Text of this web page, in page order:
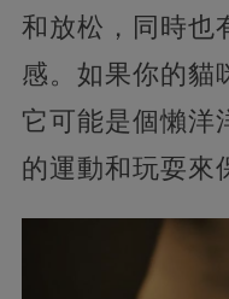
和放松，同時也
感。如果你的貓
它可能是個懶洋
的運動和玩耍來